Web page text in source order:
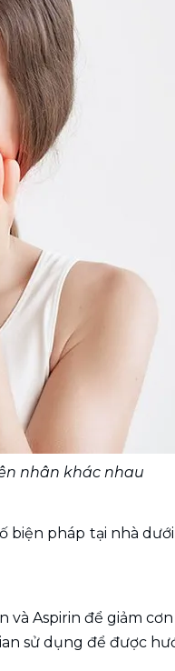
nhân khác nhau
pháp tại nhà
Aspirin để giảm
sử dụng để được